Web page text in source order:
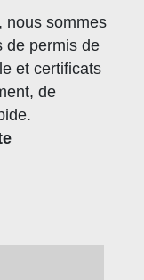
nous sommes
de permis de
et certificats
de